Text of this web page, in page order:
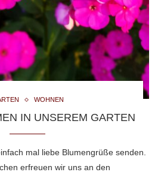
WOHNEN
IN UNSEREM GARTEN
mal liebe Blumengrüße senden.
erfreuen wir uns an den